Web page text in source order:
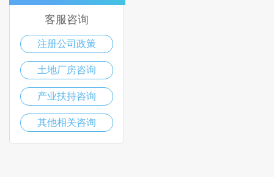
客服咨询
注册公司政策
土地厂房咨询
产业扶持咨询
其他相关咨询